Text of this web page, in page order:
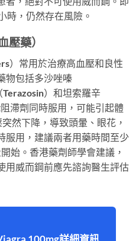
時，仍然存在風險。
壓藥）
）常用於治療高血壓和良性
物包括多沙唑嗪
Terazosin）和坦索羅辛
滯劑同時服用，可能引起體
然下降，導致頭暈、眼花，
服用，建議兩者用藥時間至少
始。香港藥劑師學會建議，
用威而鋼前應先諮詢醫生評估